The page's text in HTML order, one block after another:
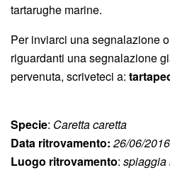
tartarughe marine.
Per inviarci una segnalazione
riguardanti una segnalazione
pervenuta, scriveteci a:
Specie: Caretta caretta
Data ritrovamento: 26/06/2016
Luogo ritrovamento: spiaggia